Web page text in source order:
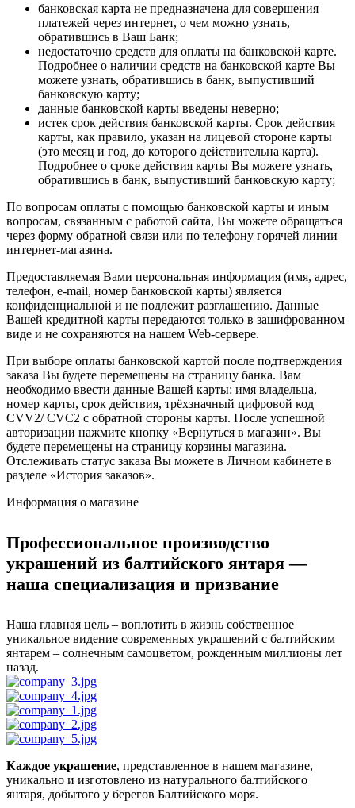
банковская карта не предназначена для совершения
платежей через интернет, о чем можно узнать,
обратившись в Ваш Банк;
недостаточно средств для оплаты на банковской карте.
Подробнее о наличии средств на банковской карте Вы
можете узнать, обратившись в банк, выпустивший
банковскую карту;
данные банковской карты введены неверно;
истек срок действия банковской карты. Срок действия
карты, как правило, указан на лицевой стороне карты
(это месяц и год, до которого действительна карта).
Подробнее о сроке действия карты Вы можете узнать,
обратившись в банк, выпустивший банковскую карту;
По вопросам оплаты с помощью банковской карты и иным
вопросам, связанным с работой сайта, Вы можете обращаться
через форму обратной связи или по телефону горячей линии
интернет-магазина.
Предоставляемая Вами персональная информация (имя, адрес,
телефон, e-mail, номер банковской карты) является
конфиденциальной и не подлежит разглашению. Данные
Вашей кредитной карты передаются только в зашифрованном
виде и не сохраняются на нашем Web-сервере.
При выборе оплаты банковской картой после подтверждения
заказа Вы будете перемещены на страницу банка. Вам
необходимо ввести данные Вашей карты: имя владельца,
номер карты, срок действия, трёхзначный цифровой код
CVV2/ CVC2 с обратной стороны карты. После успешной
авторизации нажмите кнопку «Вернуться в магазин». Вы
будете перемещены на страницу корзины магазина.
Отслеживать статус заказа Вы можете в Личном кабинете в
разделе «История заказов».
Информация о магазине
Профессиональное производство
украшений из балтийского янтаря —
наша специализация и призвание
Наша главная цель – воплотить в жизнь собственное
уникальное видение современных украшений с балтийским
янтарем – солнечным самоцветом, рожденным миллионы лет
назад.
Каждое украшение, представленное в нашем магазине,
уникально и изготовлено из натурального балтийского
янтаря, добытого у берегов Балтийского моря.